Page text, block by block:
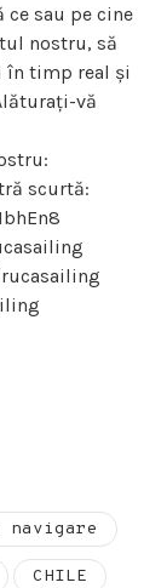
sau pe cine
nostru, să
timp real și
vă
scurtă:
navigare
CHILE